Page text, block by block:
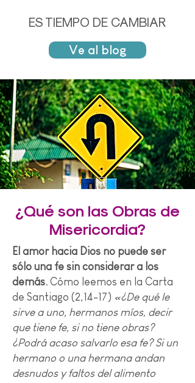
ES TIEMPO DE CAMBIAR
Ve al blog
¿Qué son las Obras de
Misericordia?
El amor hacia Dios no puede ser
sólo una fe sin considerar a los
demás. Cómo leemos en la Carta
de Santiago (2,14-17) «¿De qué le
sirve a uno, hermanos míos, decir
que tiene fe, si no tiene obras?
¿Podrá acaso salvarlo esa fe? Si un
hermano o una hermana andan
desnudos y faltos del alimento